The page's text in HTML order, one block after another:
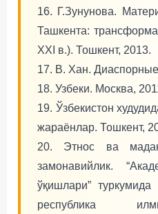
16. Г.Зунунова.
Ташкента:
ХХI в.). Тошкент, 2013.
17. В. Хан.
18. Узбеки. Москва,
19. Ўзбекистон
жараёнлар. Тошкент,
20. Этнос ва
замонавийлик.
ўқишлари” туркумида
республика